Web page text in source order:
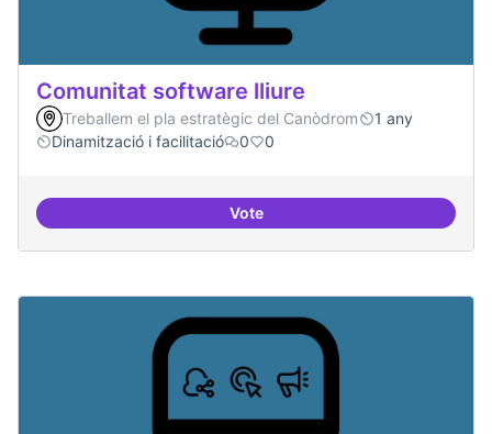
Comunitat software lliure
Treballem el pla estratègic del Canòdrom
1 any
Dinamització i facilitació
0 0
VoteComunitat software lliure